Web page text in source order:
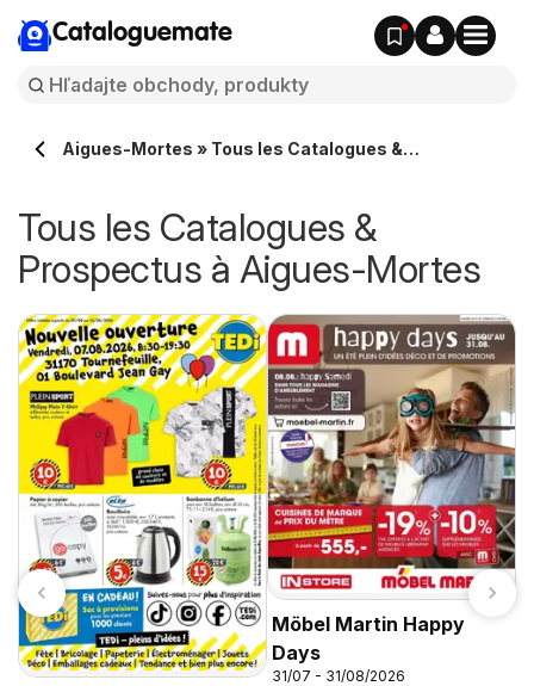
Cataloguemate
Aigues-Mortes » Tous les Catalogues &
Tous les Catalogues &
Prospectus à Aigues-Mortes
Möbel Martin Happy
Days
31/07 - 31/08/2026